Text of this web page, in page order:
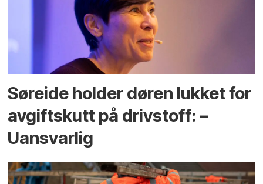
Søreide holder døren lukket for
avgiftskutt på drivstoff: –
Uansvarlig